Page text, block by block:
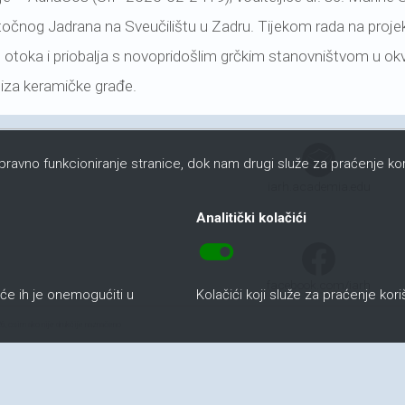
Jadrana na Sveučilištu u Zadru. Tijekom rada na
i priobalja s novopridošlim grčkim stanovništvom u
keramičke građe.
funkcioniranje stranice, dok nam drugi služe za praćenje
ih je onemogućiti u
Analitički kolačići
toggle_on
Kolačići koji služe za praćenje